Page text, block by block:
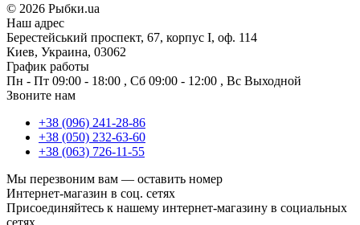
© 2026 Рыбки.ua
Наш адрес
Берестейський проспект, 67, корпус I, оф. 114
Киев, Украина, 03062
График работы
Пн - Пт 09:00 - 18:00 , Сб 09:00 - 12:00 , Вс Выходной
Звоните нам
+38 (096) 241-28-86
+38 (050) 232-63-60
+38 (063) 726-11-55
Мы перезвоним вам — оставить номер
Интернет-магазин в соц. сетях
Присоединяйтесь к нашему интернет-магазину в социальных
сетях